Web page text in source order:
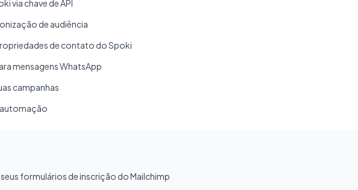
via chave de API
de audiência
de contato do Spoki
mensagens WhatsApp
campanhas
automação
formulários de inscrição do Mailchimp